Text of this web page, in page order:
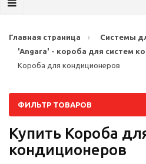
Главная страница › Системы
'Angara' - короба для систем
Короба для кондиционеров
ФИЛЬТР ТОВАРОВ
Купить Короба
кондиционеров